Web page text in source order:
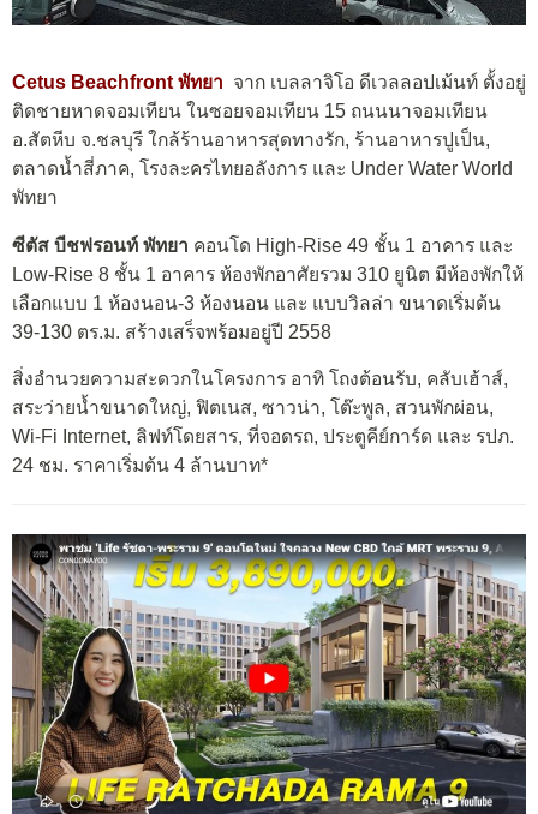
Cetus Beachfront พัทยา จาก เบลลาจิโอ ดีเวลลอปเม้นท์ ตั้งอยู่
ติดชายหาดจอมเทียน ในซอยจอมเทียน 15 ถนนนาจอมเทียน
อ.สัตหีบ จ.ชลบุรี ใกล้ร้านอาหารสุดทางรัก, ร้านอาหารปูเป็น,
ตลาดน้ำสี่ภาค, โรงละครไทยอลังการ และ Under Water World
พัทยา
ซีตัส บีชฟรอนท์ พัทยา คอนโด High-Rise 49 ชั้น 1 อาคาร และ
Low-Rise 8 ชั้น 1 อาคาร ห้องพักอาศัยรวม 310 ยูนิต มีห้องพักให้
เลือกแบบ 1 ห้องนอน-3 ห้องนอน และ แบบวิลล่า ขนาดเริ่มต้น
39-130 ตร.ม. สร้างเสร็จพร้อมอยู่ปี 2558
สิ่งอำนวยความสะดวกในโครงการ อาทิ โถงต้อนรับ, คลับเฮ้าส์,
สระว่ายน้ำขนาดใหญ่, ฟิตเนส, ซาวน่า, โต๊ะพูล, สวนพักผ่อน,
Wi-Fi Internet, ลิฟท์โดยสาร, ที่จอดรถ, ประตูคีย์การ์ด และ รปภ.
24 ชม. ราคาเริ่มต้น 4 ล้านบาท*